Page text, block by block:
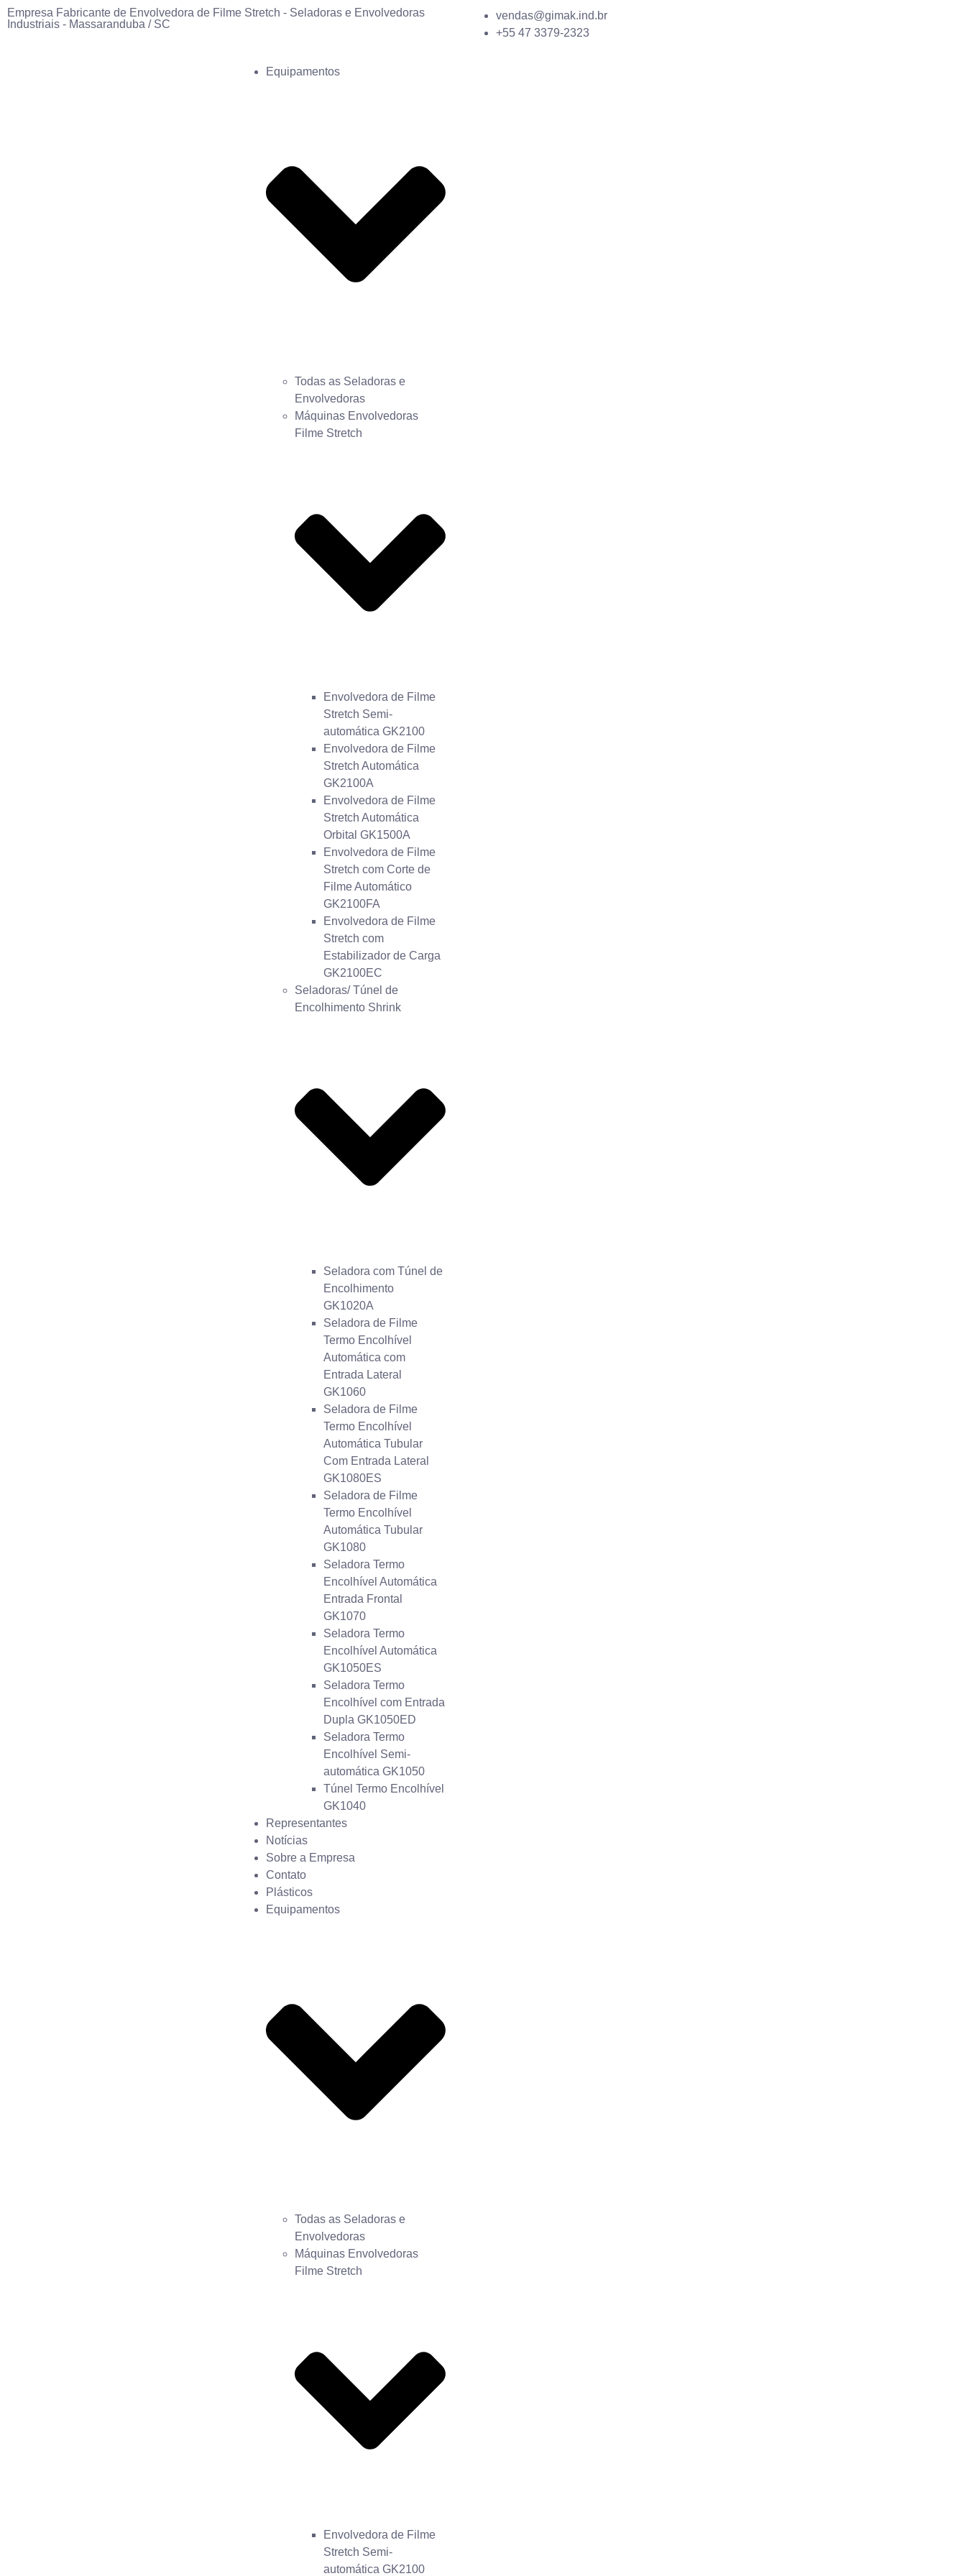
Empresa Fabricante de Envolvedora de Filme Stretch - Seladoras e Envolvedoras
Industriais - Massaranduba / SC
vendas@gimak.ind.br
+55 47 3379-2323
Equipamentos
Todas as Seladoras e
Envolvedoras
Máquinas Envolvedoras
Filme Stretch
Envolvedora de Filme
Stretch Semi-
automática GK2100
Envolvedora de Filme
Stretch Automática
GK2100A
Envolvedora de Filme
Stretch Automática
Orbital GK1500A
Envolvedora de Filme
Stretch com Corte de
Filme Automático
GK2100FA
Envolvedora de Filme
Stretch com
Estabilizador de Carga
GK2100EC
Seladoras/ Túnel de
Encolhimento Shrink
Seladora com Túnel de
Encolhimento
GK1020A
Seladora de Filme
Termo Encolhível
Automática com
Entrada Lateral
GK1060
Seladora de Filme
Termo Encolhível
Automática Tubular
Com Entrada Lateral
GK1080ES
Seladora de Filme
Termo Encolhível
Automática Tubular
GK1080
Seladora Termo
Encolhível Automática
Entrada Frontal
GK1070
Seladora Termo
Encolhível Automática
GK1050ES
Seladora Termo
Encolhível com Entrada
Dupla GK1050ED
Seladora Termo
Encolhível Semi-
automática GK1050
Túnel Termo Encolhível
GK1040
Representantes
Notícias
Sobre a Empresa
Contato
Plásticos
Equipamentos
Todas as Seladoras e
Envolvedoras
Máquinas Envolvedoras
Filme Stretch
Envolvedora de Filme
Stretch Semi-
automática GK2100